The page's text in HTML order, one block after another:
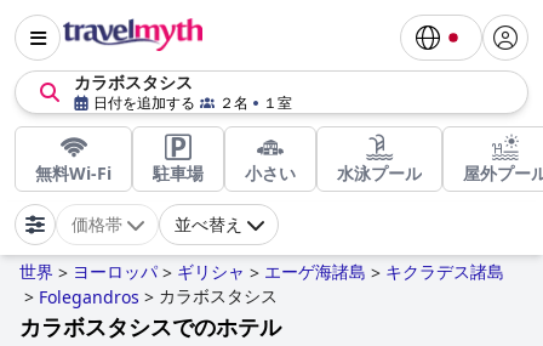
カラボスタシス
日付を追加する ２名 １室
無料Wi-Fi 駐車場 小さい 水泳プール 屋外プー
価格帯 並べ替え
世界 > ヨーロッパ > ギリシャ > エーゲ海諸島 > キクラデス諸島
> Folegandros > カラボスタシス
カラボスタシスでのホテル